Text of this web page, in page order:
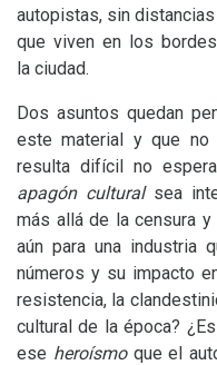
autopistas, sin
que viven en los
la ciudad.
Dos asuntos quedan
este material y que no
resulta difícil no
apagón culturalsea
más allá de la censura
aún para una industria
números y su impacto
resistencia, la
cultural de la época?
ese heroísmoque el